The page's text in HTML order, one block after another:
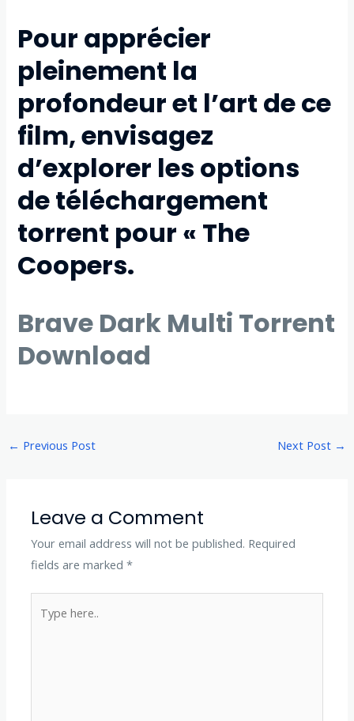
Pour apprécier
pleinement la
profondeur et l’art de ce
film, envisagez
d’explorer les options
detéléchargement
torrent pour « The
Coopers.
Brave Dark Multi Torrent
Download
← Previous Post Next Post →
Leave a Comment
Your email address will not be published. Required
fields are marked*
here..